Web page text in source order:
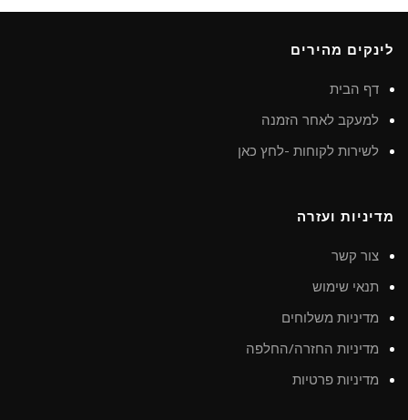
לינקים מהירים
דף הבית
למעקב לאחר הזמנה
לשירות לקוחות -לחץ כאן
מדיניות ועזרה
צור קשר
תנאי שימוש
מדיניות משלוחים
מדיניות החזרה/החלפה
מדיניות פרטיות